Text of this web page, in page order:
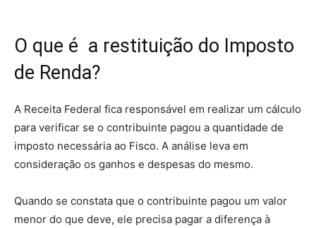
O que é a restituição do Imposto
de Renda?
A Receita Federal fica responsável em realizar um cálculo
para verificar se o contribuinte pagou a quantidade de
imposto necessária ao Fisco. A análise leva em
consideração os ganhos e despesas do mesmo.
Quando se constata que o contribuinte pagou um valor
menor do que deve, ele precisa pagar a diferença à